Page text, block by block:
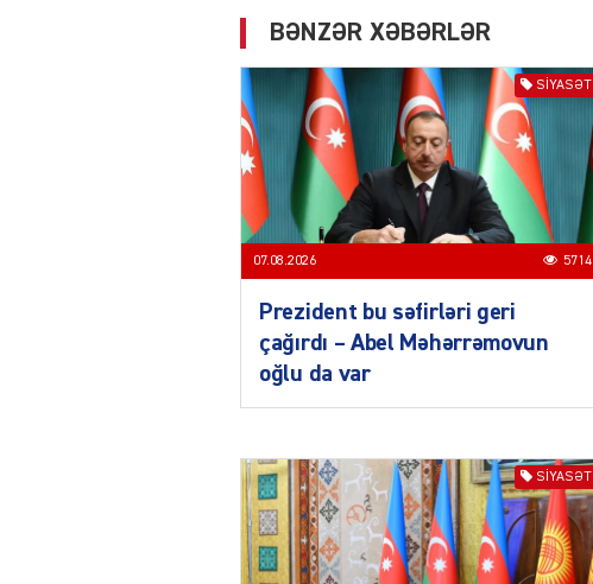
BƏNZƏR XƏBƏRLƏR
SIYASƏT
07.08.2026 5714
Prezident bu səfirləri geri
çağırdı – Abel Məhərrəmovun
oğlu da var
SIYASƏT